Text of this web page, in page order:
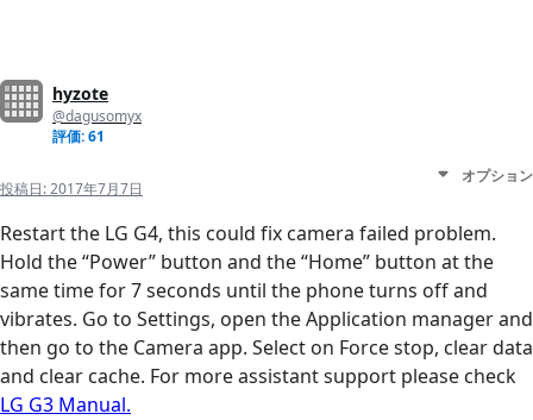
hyzote
@dagusomyx
評価: 61
投稿日:2017年7月7日
オプション
Restart the LG G4, this could fix camera failed problem.
Hold the “Power” button and the “Home” button at the
same time for 7 seconds until the phone turns off and
vibrates. Go to Settings, open the Application manager and
then go to the Camera app. Select on Force stop, clear data
and clear cache. For more assistant support please check
LG G3 Manual.